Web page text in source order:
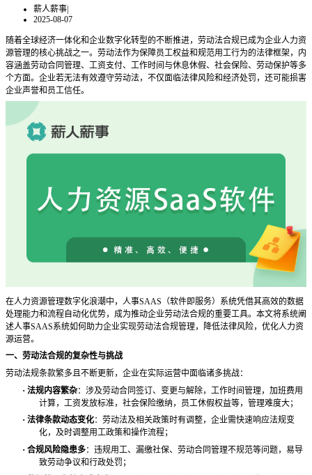
薪人薪事|
2025-08-07
随着全球经济一体化和企业数字化转型的不断推进，劳动法合规已成为企业人力资
源管理的核心挑战之一。劳动法作为保障员工权益和规范用工行为的法律框架，内
容涵盖劳动合同管理、工资支付、工作时间与休息休假、社会保险、劳动保护等多
个方面。企业若无法有效遵守劳动法，不仅面临法律风险和经济处罚，还可能损害
企业声誉和员工信任。
在人力资源管理数字化浪潮中，人事SAAS（软件即服务）系统凭借其高效的数据
处理能力和流程自动化优势，成为推动企业劳动法合规的重要工具。本文将系统阐
述人事SAAS系统如何助力企业实现劳动法合规管理，降低法律风险，优化人力资
源运营。
一、劳动法合规的复杂性与挑战
劳动法规条款繁多且不断更新，企业在实际运营中面临诸多挑战：
· 法规内容繁杂：涉及劳动合同签订、变更与解除，工作时间管理，加班费用
计算，工资发放标准，社会保险缴纳，员工休假权益等，管理难度大；
· 法律条款动态变化：劳动法及相关政策时有调整，企业需快速响应法规变
化，及时调整用工政策和操作流程；
· 合规风险隐患多：违规用工、漏缴社保、劳动合同管理不规范等问题，易导
致劳动争议和行政处罚；